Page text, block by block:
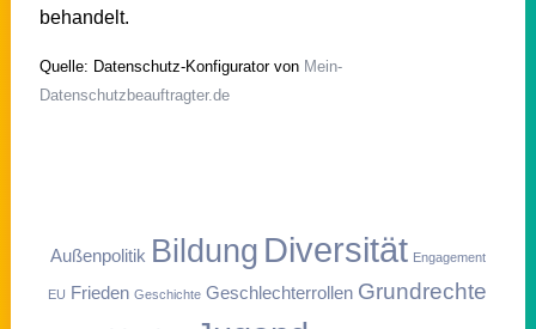
behandelt.
Quelle: Datenschutz-Konfigurator von Mein-
Datenschutzbeauftragter.de
Außenpolitik Bildung Diversität Engagement
EU Frieden Geschichte Geschlechterrollen Grundrechte